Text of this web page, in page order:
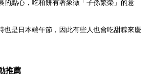
的點心，吃柏餅有著象徵「子孫繁榮」的意
也是日本端午節，因此有些人也會吃甜粽來慶
推薦